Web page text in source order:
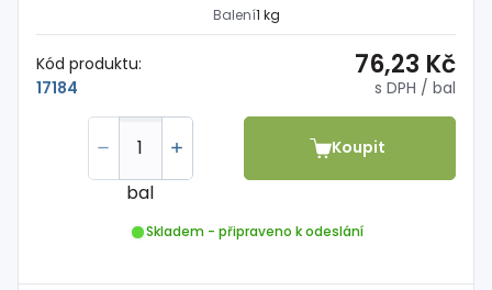
Balení1 kg
Kód produktu:
17184
76,23 Kč
s DPH / bal
bal
Koupit
Skladem - připraveno k odeslání